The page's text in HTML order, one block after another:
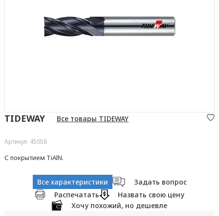
TIDEWAY Все товары TIDEWAY
Артикул: 45058
С покрытием TiAlN.
Все характеристики
Задать вопрос
Распечатать
Назвать свою цену
Хочу похожий, но дешевле